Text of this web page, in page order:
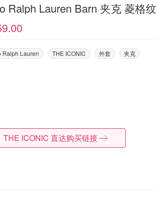
Ralph Lauren Barn 夹克 菱格纹
Ralph Lauren THE ICONIC 外套 夹克
THE ICONIC 直达购买链接